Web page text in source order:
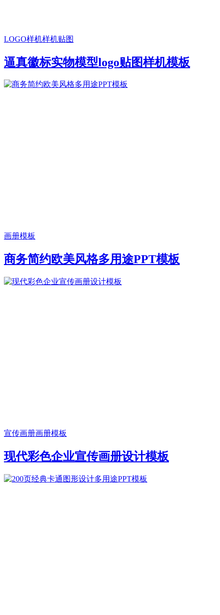
LOGO样机样机贴图
逼真徽标实物模型logo贴图样机模板
画册模板
商务简约欧美风格多用途PPT模板
宣传画册画册模板
现代彩色企业宣传画册设计模板